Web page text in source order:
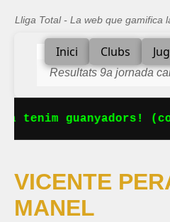
Lliga Total - La web que gamifica
Inici Clubs
Resultats 9a jornada
tenim guanyadors!
VICENTE
MANEL